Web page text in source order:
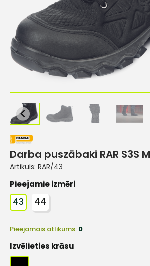
Darba puszābaki RAR S3S
Artikuls: RAR/43
Pieejamie izmēri
43 44
Pieejamais atlikums: 0
Izvēlieties krāsu